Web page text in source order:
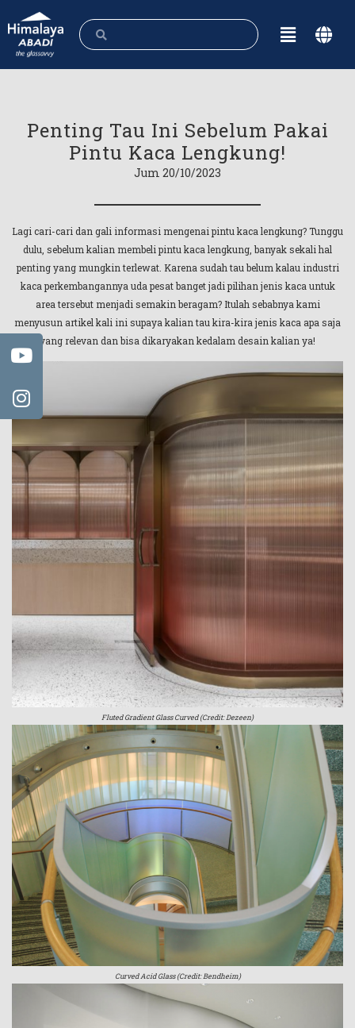
Penting Tau Ini Sebelum Pakai
Pintu Kaca Lengkung!
Jum 20/10/2023
Lagi cari-cari dan gali informasi mengenai pintu kaca lengkung? Tunggu
dulu, sebelum kalian membeli pintu kaca lengkung, banyak sekali hal
penting yang mungkin terlewat. Karena sudah tau belum kalau industri
kaca perkembangannya uda pesat banget jadi pilihan jenis kaca untuk
area tersebut menjadi semakin beragam? Itulah sebabnya kami
menyusun artikel kali ini supaya kalian tau kira-kira jenis kaca apa saja
yang relevan dan bisa dikaryakan kedalam desain kalian ya!
Fluted Gradient Glass Curved (Credit: Dezeen)
Curved Acid Glass (Credit: Bendheim)